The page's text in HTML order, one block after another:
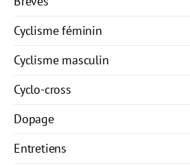
Cyclisme féminin
Cyclisme masculin
Cyclo-cross
Dopage
Entretiens